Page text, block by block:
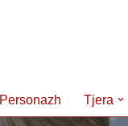
Personazh Tjera